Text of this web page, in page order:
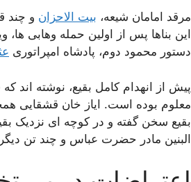
مرقد امامان شیعه، بیت الاحزان
این بناها پس از اولین حمله وهابی
دستور محمود دوم، پادشاه امپراتوری
پیش از انهدام کامل بقیع، نوشته اند
معلوم بوده است. ایاز خان قشقایی
بقیع سخن گفته و در کوچه ای نزدیک
البنین مادر حضرت عباس و چند تن